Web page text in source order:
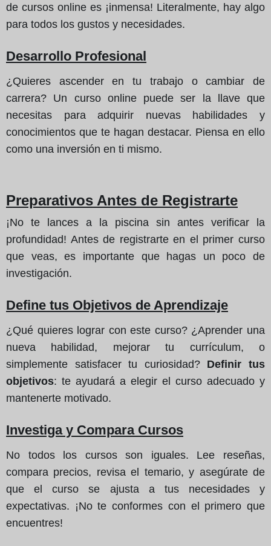
de cursos online es ¡inmensa! Literalmente, hay algo
para todos los gustos y necesidades.
Desarrollo Profesional
¿Quieres ascender en tu trabajo o cambiar de
carrera? Un curso online puede ser la llave que
necesitas para adquirir nuevas habilidades y
conocimientos que te hagan destacar. Piensa en ello
como una inversión en ti mismo.
Preparativos Antes de Registrarte
¡No te lances a la piscina sin antes verificar la
profundidad! Antes de registrarte en el primer curso
que veas, es importante que hagas un poco de
investigación.
Define tus Objetivos de Aprendizaje
¿Qué quieres lograr con este curso? ¿Aprender una
nueva habilidad, mejorar tu currículum, o
simplemente satisfacer tu curiosidad? Definir tus
objetivos: te ayudará a elegir el curso adecuado y
mantenerte motivado.
Investiga y Compara Cursos
No todos los cursos son iguales. Lee reseñas,
compara precios, revisa el temario, y asegúrate de
que el curso se ajusta a tus necesidades y
expectativas. ¡No te conformes con el primero que
encuentres!